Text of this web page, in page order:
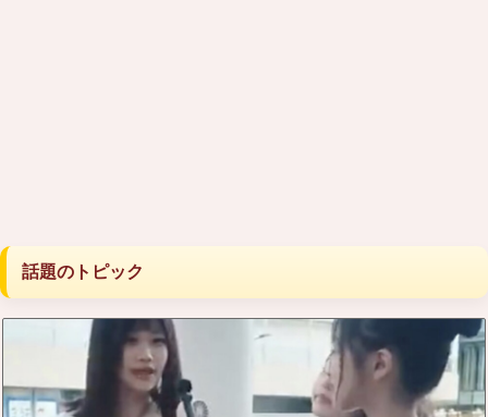
話題のトピック